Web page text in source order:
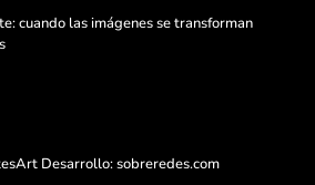
cuando las imágenes se transforman
Desarrollo:sobreredes.com